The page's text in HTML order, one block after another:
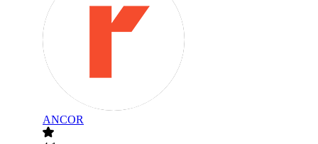
ANCOR